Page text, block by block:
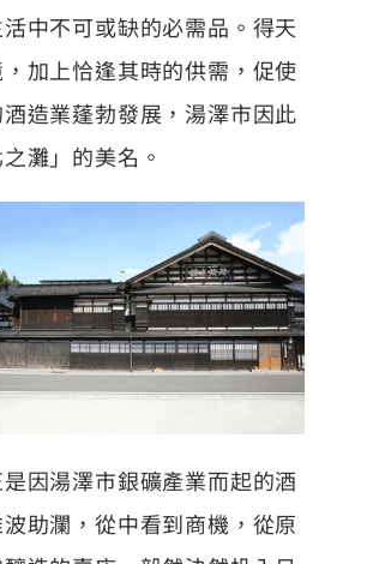
中不可或缺的必需品。得天
加上恰逢其時的供需，促使
造業蓬勃發展，湯澤市因此
灘」的美名。
因湯澤市銀礦產業而起的酒
助瀾，從中看到商機，從原